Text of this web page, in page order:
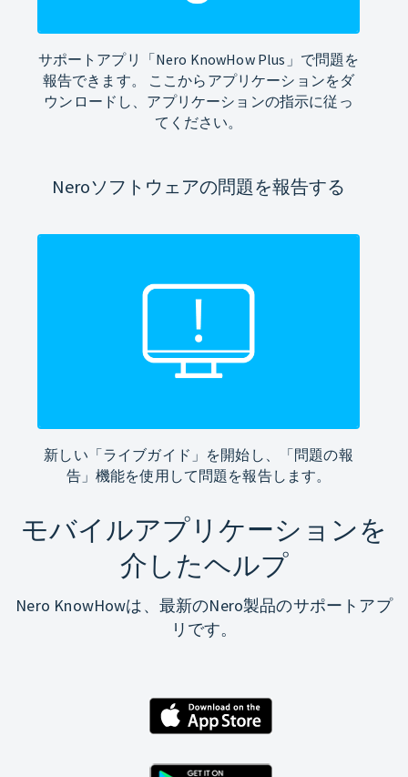
サポートアプリ「Nero KnowHow Plus」で問題を
報告できます。 ここからアプリケーションをダ
ウンロードし、アプリケーションの指示に従っ
てください。
Neroソフトウェアの問題を報告する
新しい「ライブガイド」を開始し、「問題の報
告」機能を使用して問題を報告します。
モバイルアプリケーションを
介したヘルプ
Nero KnowHowは、最新のNero製品のサポートアプ
リです。